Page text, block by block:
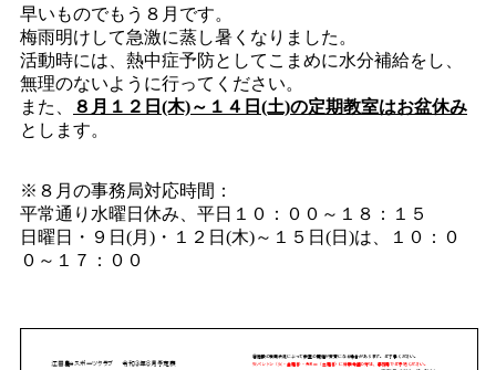
早いものでもう８月です。
梅雨明けして急激に蒸し暑くなりました。
活動時には、熱中症予防としてこまめに水分補給をし、
無理のないように行ってください。
また、
８月１２日(木)～１４日(土)の定期教室はお盆休み
とします。
※８月の事務局対応時間：
平常通り水曜日休み、平日１０：００～１８：１５
日曜日・９日(月)・１２日(木)～１５日(日)は、１０：０
０～１７：００